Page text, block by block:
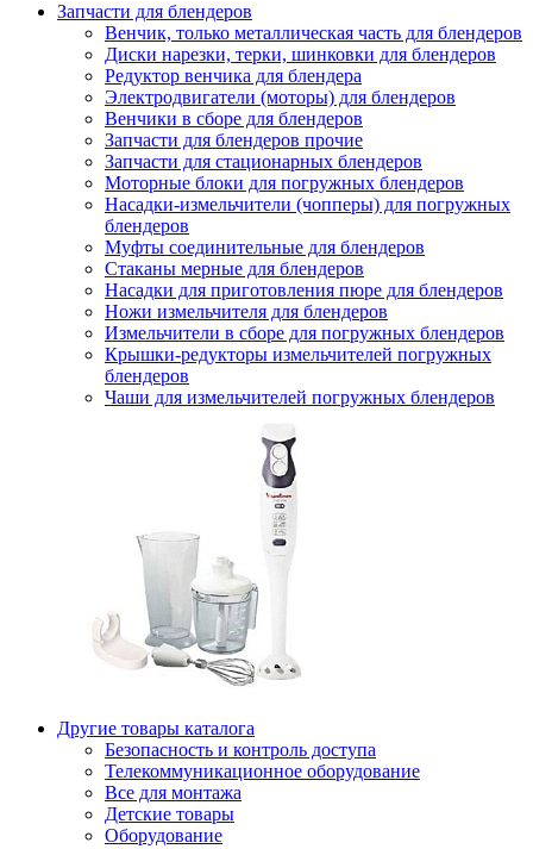
Запчасти для блендеров
Венчик, только металлическая часть для блендеров
Диски нарезки, терки, шинковки для блендеров
Редуктор венчика для блендера
Электродвигатели (моторы) для блендеров
Венчики в сборе для блендеров
Запчасти для блендеров прочие
Запчасти для стационарных блендеров
Моторные блоки для погружных блендеров
Насадки-измельчители (чопперы) для погружных
блендеров
Муфты соединительные для блендеров
Стаканы мерные для блендеров
Насадки для приготовления пюре для блендеров
Ножи измельчителя для блендеров
Измельчители в сборе для погружных блендеров
Крышки-редукторы измельчителей погружных
блендеров
Чаши для измельчителей погружных блендеров
Другие товары каталога
Безопасность и контроль доступа
Телекоммуникационное оборудование
Все для монтажа
Детские товары
Оборудование